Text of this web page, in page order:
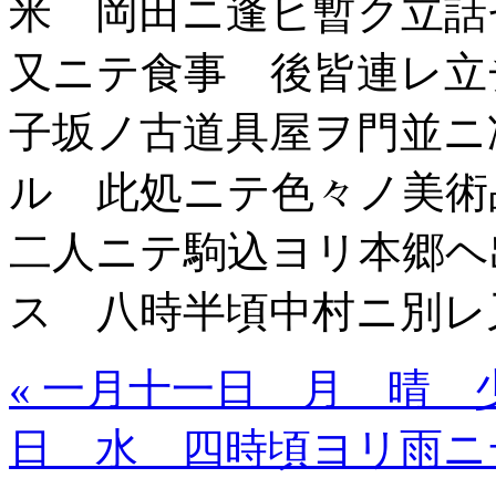
米 岡田ニ逢ヒ暫ク立
又ニテ食事 後皆連レ立
子坂ノ古道具屋ヲ門並
ル 此処ニテ色々ノ美
二人ニテ駒込ヨリ本郷
ス 八時半頃中村ニ別レ
« 一月十一日 月 晴
日 水 四時頃ヨリ雨ニ